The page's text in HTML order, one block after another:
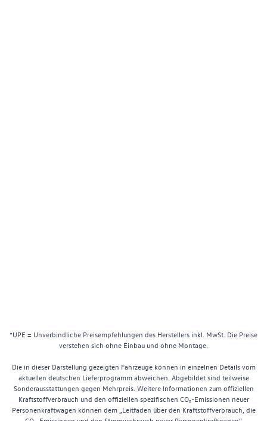
*UPE = Unverbindliche Preisempfehlungen des Herstellers inkl. MwSt. Die Preise
verstehen sich ohne Einbau und ohne Montage.
Die in dieser Darstellung gezeigten Fahrzeuge können in einzelnen Details vom
aktuellen deutschen Lieferprogramm abweichen. Abgebildet sind teilweise
Sonderausstattungen gegen Mehrpreis. Weitere Informationen zum offiziellen
Kraftstoffverbrauch und den offiziellen spezifischen CO₂-Emissionen neuer
Personenkraftwagen können dem „Leitfaden über den Kraftstoffverbrauch, die